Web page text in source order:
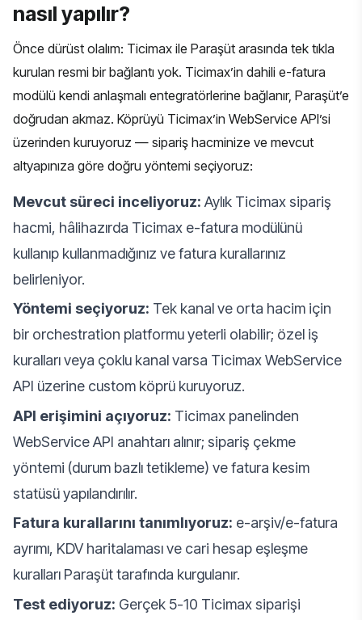
nasıl yapılır?
Önce dürüst olalım: Ticimax ile Paraşüt arasında tek tıkla
kurulan resmi bir bağlantı yok. Ticimax’in dahili e-fatura
modülü kendi anlaşmalı entegratörlerine bağlanır, Paraşüt’e
doğrudan akmaz. Köprüyü Ticimax’in WebService API’si
üzerinden kuruyoruz — sipariş hacminize ve mevcut
altyapınıza göre doğru yöntemi seçiyoruz:
Mevcut süreci inceliyoruz: Aylık Ticimax sipariş
hacmi, hâlihazırda Ticimax e-fatura modülünü
kullanıp kullanmadığınız ve fatura kurallarınız
belirleniyor.
Yöntemi seçiyoruz: Tek kanal ve orta hacim için
bir orchestration platformu yeterli olabilir; özel iş
kuralları veya çoklu kanal varsa Ticimax WebService
API üzerine custom köprü kuruyoruz.
API erişimini açıyoruz: Ticimax panelinden
WebService API anahtarı alınır; sipariş çekme
yöntemi (durum bazlı tetikleme) ve fatura kesim
statüsü yapılandırılır.
Fatura kurallarını tanımlıyoruz: e-arşiv/e-fatura
ayrımı, KDV haritalaması ve cari hesap eşleşme
kuralları Paraşüt tarafında kurgulanır.
Test ediyoruz: Gerçek 5-10 Ticimax siparişi